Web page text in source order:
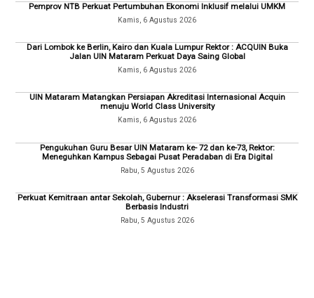
Pemprov NTB Perkuat Pertumbuhan Ekonomi Inklusif melalui UMKM
Kamis, 6 Agustus 2026
Dari Lombok ke Berlin, Kairo dan Kuala Lumpur Rektor : ACQUIN Buka
Jalan UIN Mataram Perkuat Daya Saing Global
Kamis, 6 Agustus 2026
UIN Mataram Matangkan Persiapan Akreditasi Internasional Acquin
menuju World Class University
Kamis, 6 Agustus 2026
Pengukuhan Guru Besar UIN Mataram ke- 72 dan ke-73, Rektor:
Meneguhkan Kampus Sebagai Pusat Peradaban di Era Digital
Rabu, 5 Agustus 2026
Perkuat Kemitraan antar Sekolah, Gubernur : Akselerasi Transformasi SMK
Berbasis Industri
Rabu, 5 Agustus 2026